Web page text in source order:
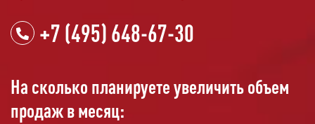
+7 (495) 648-67-30
На сколько планируете увеличить объем
продаж в месяц: